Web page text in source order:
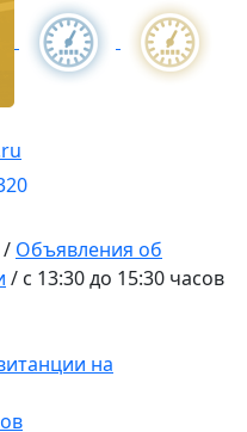
/ Объявления об
/ с 13:30 до 15:30 часов
на